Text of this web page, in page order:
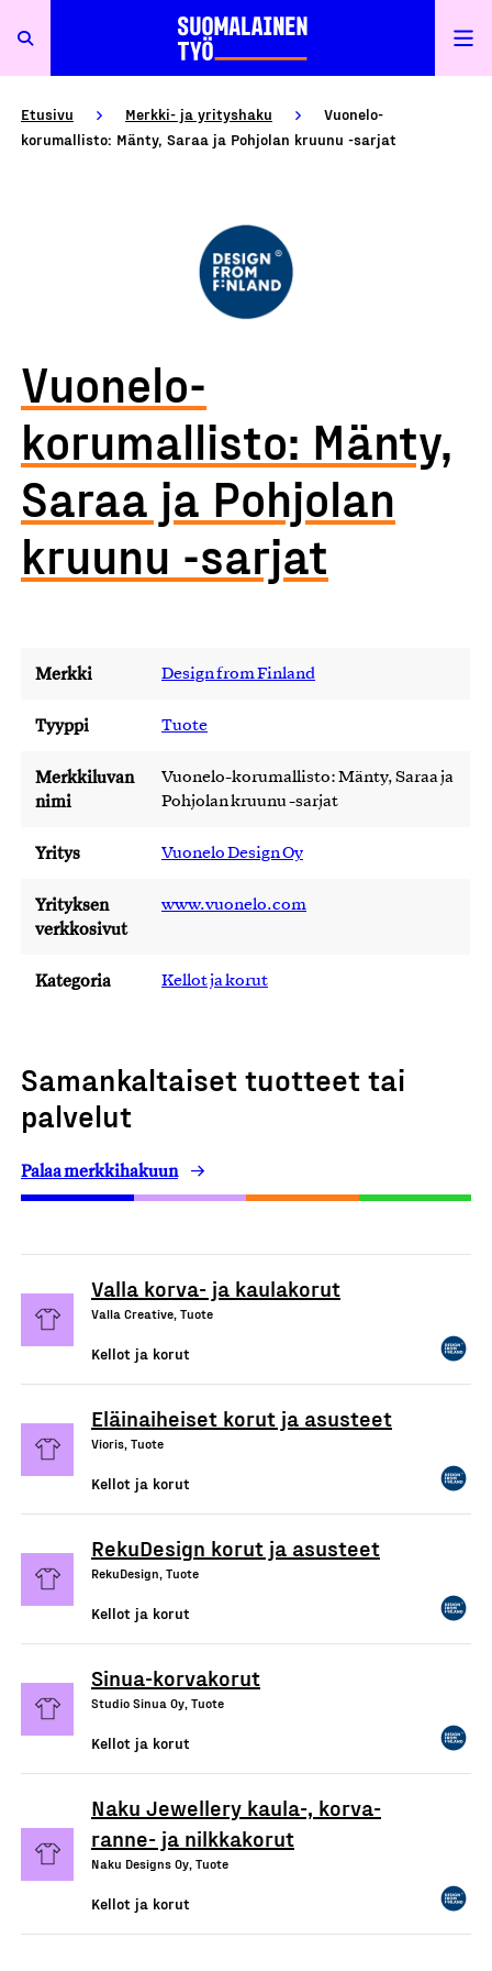
Etusivu Merkki- ja yrityshaku
Vuonelo-
korumallisto: Mänty, Saraa ja Pohjolan kruunu -sarjat
Vuonelo-
korumallisto: Mänty,
Saraa ja Pohjolan
kruunu -sarjat
Merkki Design from Finland
Tyyppi Tuote
Merkkiluvan
nimi
Vuonelo-korumallisto: Mänty, Saraa ja
Pohjolan kruunu -sarjat
Yritys Vuonelo Design Oy
Yrityksen
verkkosivut
www.vuonelo.com
Kategoria Kellot ja korut
Samankaltaiset tuotteet tai
palvelut
Palaa merkkihakuun
Valla korva- ja kaulakorut
Valla Creative, Tuote
Kellot ja korut
Eläinaiheiset korut ja asusteet
Vioris, Tuote
Kellot ja korut
RekuDesign korut ja asusteet
RekuDesign, Tuote
Kellot ja korut
Sinua-korvakorut
Studio Sinua Oy, Tuote
Kellot ja korut
Naku Jewellery kaula-, korva-
ranne- ja nilkkakorut
Naku Designs Oy, Tuote
Kellot ja korut